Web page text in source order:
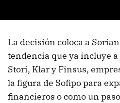
La decisión coloca a
tendencia que ya incluye
Stori, Klar y Finsus,
la figura de Sofipo para
financieros o como un